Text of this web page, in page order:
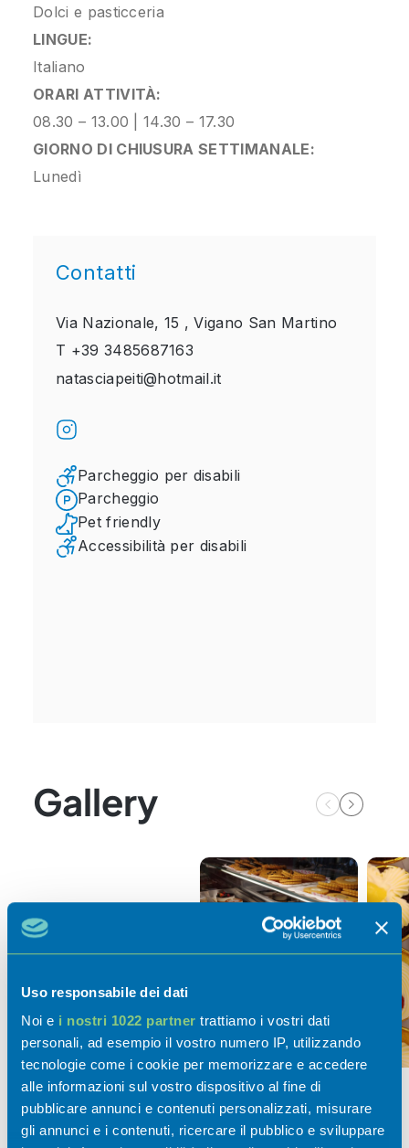
Uso responsabile dei dati
Noi e i nostri 1022 partner trattiamo i vostri dati
personali, ad esempio il vostro numero IP, utilizzando
tecnologie come i cookie per memorizzare e accedere
alle informazioni sul vostro dispositivo al fine di
pubblicare annunci e contenuti personalizzati, misurare
gli annunci e i contenuti, ricercare il pubblico e sviluppare
Dolci e pasticceria
LINGUE:
Italiano
ORARI ATTIVITÀ:
08.30 – 13.00 | 14.30 – 17.30
GIORNO DI CHIUSURA SETTIMANALE:
Lunedì
Contatti
Via Nazionale, 15 ,Vigano San Martino
T +39 3485687163
natasciapeiti@hotmail.it
Parcheggio per disabili
Parcheggio
Pet friendly
Accessibilità per disabili
Gallery